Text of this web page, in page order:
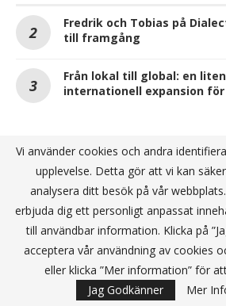
Fredrik och Tobias på
till framgång
Från lokal till global: en
internationell expansion
ANNONS
Vi använder cookies och andra
upplevelse. Detta gör att vi kan
analysera ditt besök på vår
erbjuda dig ett personligt anpassat
till användbar information. Klicka på
acceptera vår användning av cookies
eller klicka ”Mer information” för
Jag Godkänner
Mer